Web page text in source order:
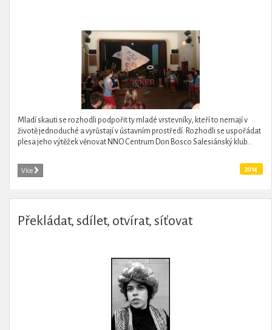
Mladí skauti se rozhodli podpořit ty mladé vrstevníky, kteří to nemají v
životě jednoduché a vyrůstají v ústavním prostředí. Rozhodli se uspořádat
plesa jeho výtěžek věnovat NNO Centrum Don Bosco Salesiánský klub...
Více 2014
Překládat, sdílet, otvírat, síťovat